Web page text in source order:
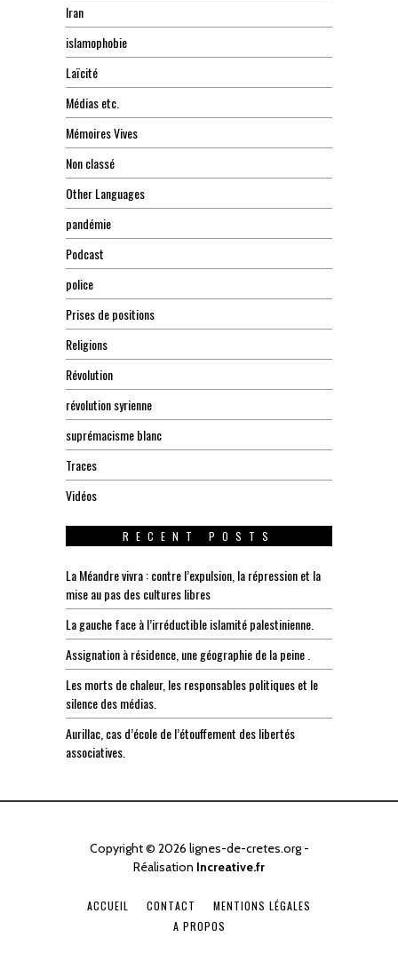
Iran
islamophobie
Laïcité
Médias etc.
Mémoires Vives
Non classé
Other Languages
pandémie
Podcast
police
Prises de positions
Religions
Révolution
révolution syrienne
suprémacisme blanc
Traces
Vidéos
RECENT POSTS
La Méandre vivra : contre l’expulsion, la répression et la
mise au pas des cultures libres
La gauche face à l’irréductible islamité palestinienne.
Assignation à résidence, une géographie de la peine .
Les morts de chaleur, les responsables politiques et le
silence des médias.
Aurillac, cas d’école de l’étouffement des libertés
associatives.
Copyright © 2026 lignes-de-cretes.org -
Réalisation Increative.fr
ACCUEIL CONTACT
MENTIONS LÉGALES
A PROPOS